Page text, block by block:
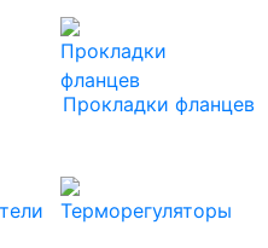
Прокладки фланцев